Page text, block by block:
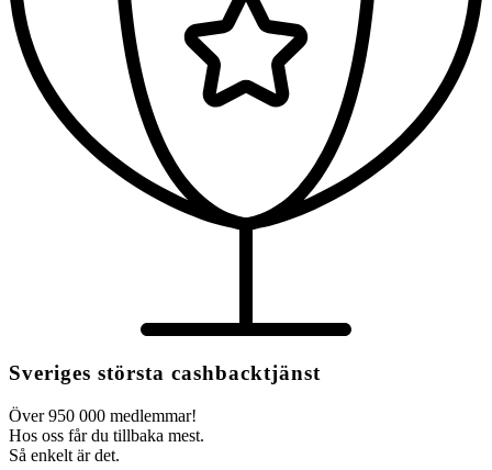
Sveriges största cashbacktjänst
Över 950 000 medlemmar!
Hos oss får du tillbaka mest.
Så enkelt är det.